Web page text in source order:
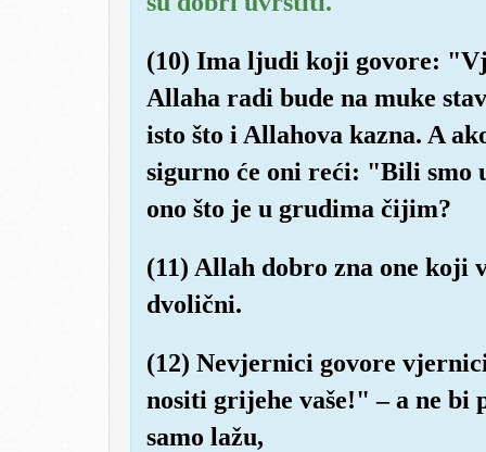
(10) Ima ljudi koji govore:
Allaha radi bude na muke
isto što i Allahova kazna. A
sigurno će oni reći: "Bili smo
ono što je u grudima čijim?
(11) Allah dobro zna one koji
dvolični.
(12) Nevjernici govore
nositi grijehe vaše!" – a ne
samo lažu,